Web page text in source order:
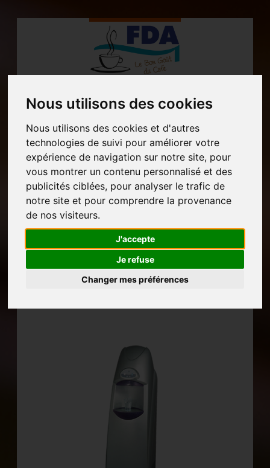
Nous utilisons des cookies
Nous utilisons des cookies et d'autres
technologies de suivi pour améliorer votre
expérience de navigation sur notre site, pour
vous montrer un contenu personnalisé et des
publicités ciblées, pour analyser le trafic de
notre site et pour comprendre la provenance
de nos visiteurs.
J'accepte
Je refuse
Changer mes préférences
MENU
Automates
Accueil "Fontaines à eau"